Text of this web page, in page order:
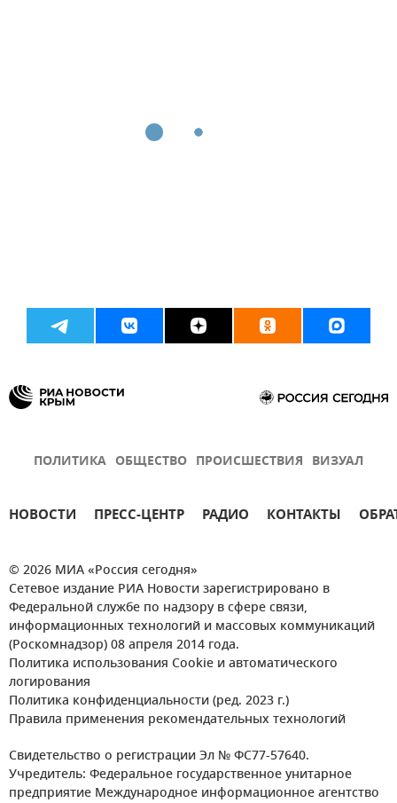
ПОЛИТИКА ОБЩЕСТВО ПРОИСШЕСТВИЯ ВИЗУАЛ
НОВОСТИ ПРЕСС-ЦЕНТР РАДИО КОНТАКТЫ
© 2026 МИА «Россия сегодня»
Сетевое издание РИА Новости зарегистрировано в
Федеральной службе по надзору в сфере связи,
информационных технологий и массовых коммуникаций
(Роскомнадзор) 08 апреля 2014 года.
Политика использования Cookie и автоматического
логирования
Политика конфиденциальности (ред. 2023 г.)
Правила применения рекомендательных технологий
Свидетельство о регистрации Эл № ФС77-57640.
Учредитель: Федеральное государственное унитарное
предприятие Международное информационное агентство